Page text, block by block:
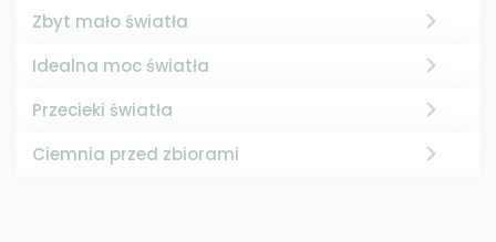
Zbyt mało światła
Idealna moc światła
Przecieki światła
Ciemnia przed zbiorami